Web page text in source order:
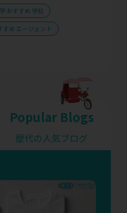
おすすめ 学校
すめ エージェント
Popular Blogs
歴代の人気ブログ